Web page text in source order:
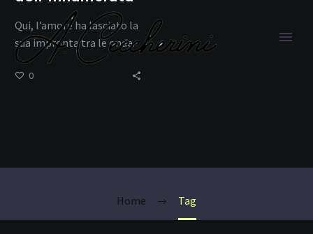
Home Tag
Qui, l’amore ha lasciato la
sua impronta tra le onde.
0